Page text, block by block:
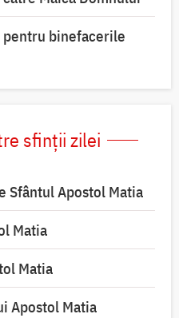
pentru binefacerile
sfinții zilei
Sfântul Apostol Matia
Matia
Matia
Apostol Matia